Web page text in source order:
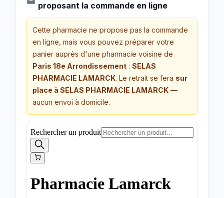
proposant la commande en ligne
Cette pharmacie ne propose pas la commande
en ligne, mais vous pouvez préparer votre
panier auprès d'une pharmacie voisine de
Paris 18e Arrondissement : SELAS
PHARMACIE LAMARCK. Le retrait se fera sur
place à SELAS PHARMACIE LAMARCK —
aucun envoi à domicile.